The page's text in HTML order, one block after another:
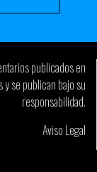
publicados en
se publican bajo su
responsabilidad.
Aviso Legal